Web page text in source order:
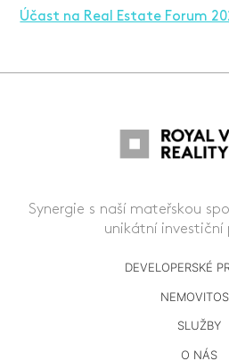
Účast na Real Estate Forum
Synergie s naší mateřskou
unikátní investiční
DEVELOPERSKÉ
SLUŽBY
O NÁS